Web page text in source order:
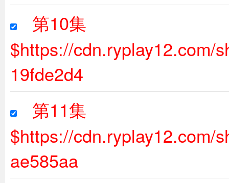
第10集
$https://cdn.ryplay12.com/
19fde2d4
第11集
$https://cdn.ryplay12.com/
ae585aa